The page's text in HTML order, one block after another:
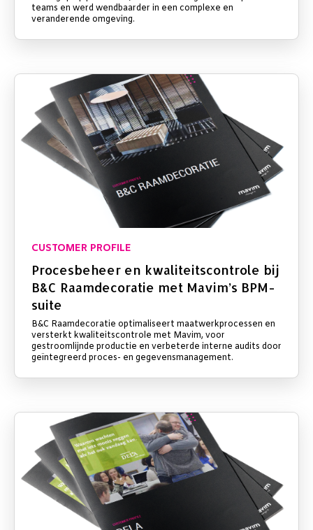
teams en werd wendbaarder in een complexe en
veranderende omgeving.
CUSTOMER PROFILE
Procesbeheer en kwaliteitscontrole bij
B&C Raamdecoratie met Mavim’s BPM-
suite
B&C Raamdecoratie optimaliseert maatwerkprocessen en
versterkt kwaliteitscontrole met Mavim, voor
gestroomlijnde productie en verbeterde interne audits door
geïntegreerd proces- en gegevensmanagement.